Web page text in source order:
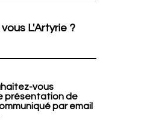
vous
présentation de
par email
L'Artyrie ?